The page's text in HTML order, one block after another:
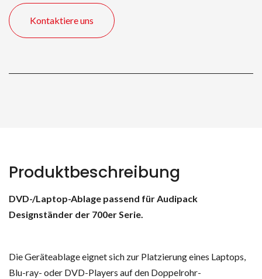
Kontaktiere uns
Produktbeschreibung
DVD-/Laptop-Ablage passend für Audipack
Designständer der 700er Serie.
Die Geräteablage eignet sich zur Platzierung eines Laptops,
Blu-ray- oder DVD-Players auf den Doppelrohr-